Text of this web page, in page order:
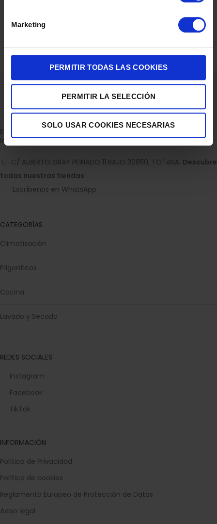
Marketing
PERMITIR TODAS LAS COOKIES
PERMITIR LA SELECCIÓN
SOLO USAR COOKIES NECESARIAS
SARTEN TEFAL G33307 EXPERTISE 30CM INDUCCION
36,90€
Empresa dedicada a la venta de accesorios para el hogar con
la experiencia de 36 años.
C/ ALBERTO GRAY PEINADO 11 BAJO 30850, TOTANA. Descubre
todas nuestras tiendas
Escríbenos en WhatsApp
CATEGORÍAS
Climatización
Frigoríficos
Cocina
Lavado y Secado
REDES SOCIALES
Instagram
Facebook
TikTok
INFORMACIÓN
Política de Privacidad
Política de cookies
Reglamento Europeo de Protección de Datos
Aviso legal